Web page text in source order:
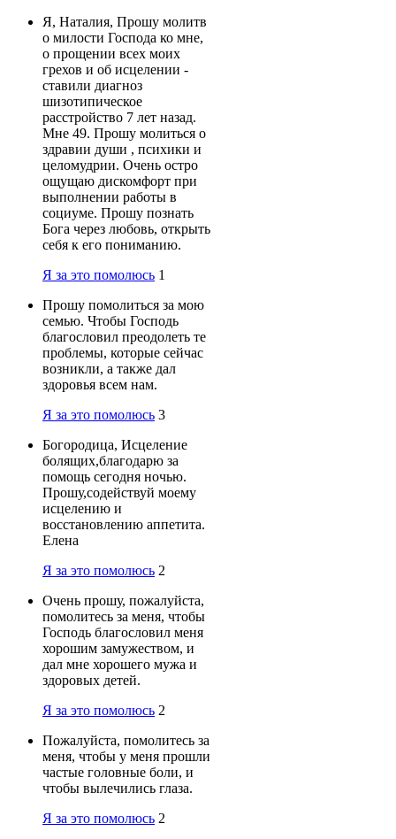
Я, Наталия, Прошу молитв
о милости Господа ко мне,
о прощении всех моих
грехов и об исцелении -
ставили диагноз
шизотипическое
расстройство 7 лет назад.
Мне 49. Прошу молиться о
здравии души , психики и
целомудрии. Очень остро
ощущаю дискомфорт при
выполнении работы в
социуме. Прошу познать
Бога через любовь, открыть
себя к его пониманию.
Я за это помолюсь 1
Прошу помолиться за мою
семью. Чтобы Господь
благословил преодолеть те
проблемы, которые сейчас
возникли, а также дал
здоровья всем нам.
Я за это помолюсь 3
Богородица, Исцеление
болящих,благодарю за
помощь сегодня ночью.
Прошу,содействуй моему
исцелению и
восстановлению аппетита.
Елена
Я за это помолюсь 2
Очень прошу, пожалуйста,
помолитесь за меня, чтобы
Господь благословил меня
хорошим замужеством, и
дал мне хорошего мужа и
здоровых детей.
Я за это помолюсь 2
Пожалуйста, помолитесь за
меня, чтобы у меня прошли
частые головные боли, и
чтобы вылечились глаза.
Я за это помолюсь 2